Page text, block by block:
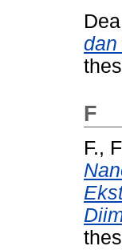
dan
F
F.,